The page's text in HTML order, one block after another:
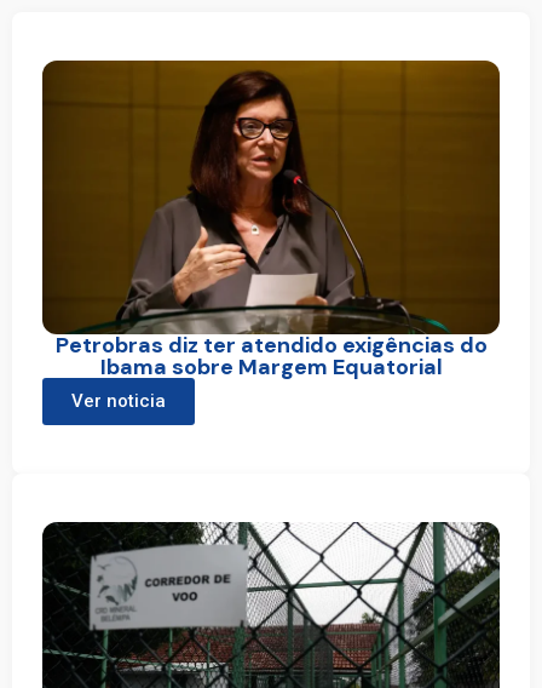
Petrobras diz ter atendido exigências do
Ibama sobre Margem Equatorial
Ver noticia